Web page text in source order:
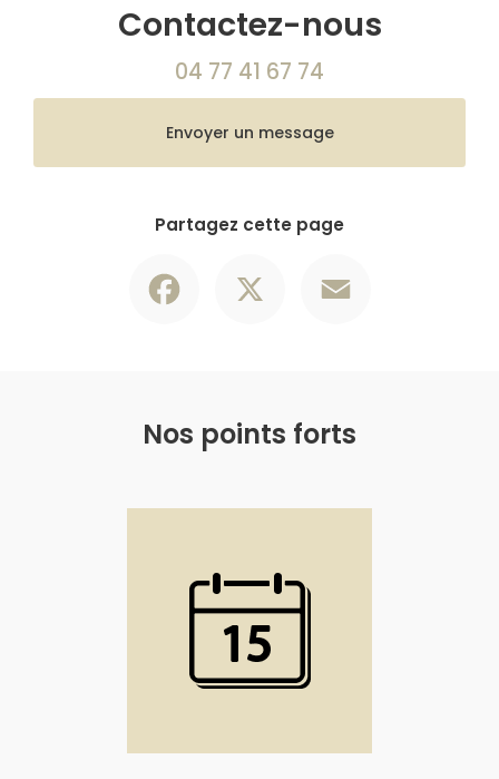
Contactez-nous
04 77 41 67 74
Envoyer un message
Partagez cette page
Nos points forts